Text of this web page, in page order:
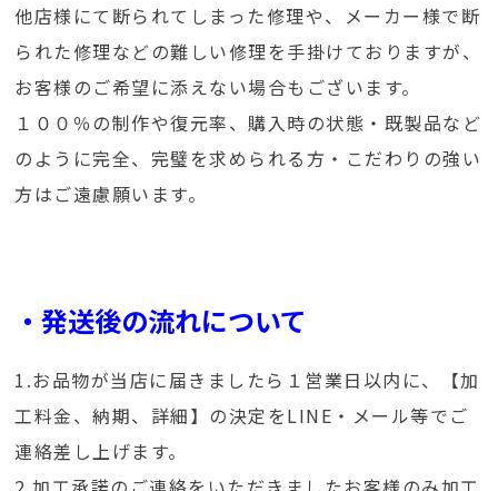
他店様にて断られてしまった修理や、メーカー様で断
られた修理などの難しい修理を手掛けておりますが、
お客様のご希望に添えない場合もございます。
１００％の制作や復元率、購入時の状態・既製品など
のように完全、完璧を求められる方・こだわりの強い
方はご遠慮願います。
・発送後の流れについて
1.お品物が当店に届きましたら１営業日以内に、【加
工料金、納期、詳細】の決定をLINE・メール等でご
連絡差し上げます。